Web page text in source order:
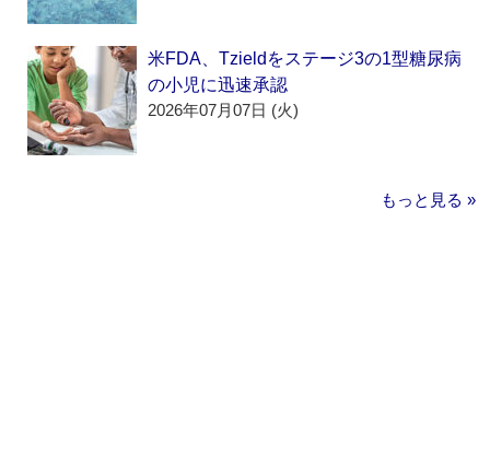
米FDA、Tzieldをステージ3の1型糖尿病
の小児に迅速承認
2026年07月07日 (火)
もっと見る »